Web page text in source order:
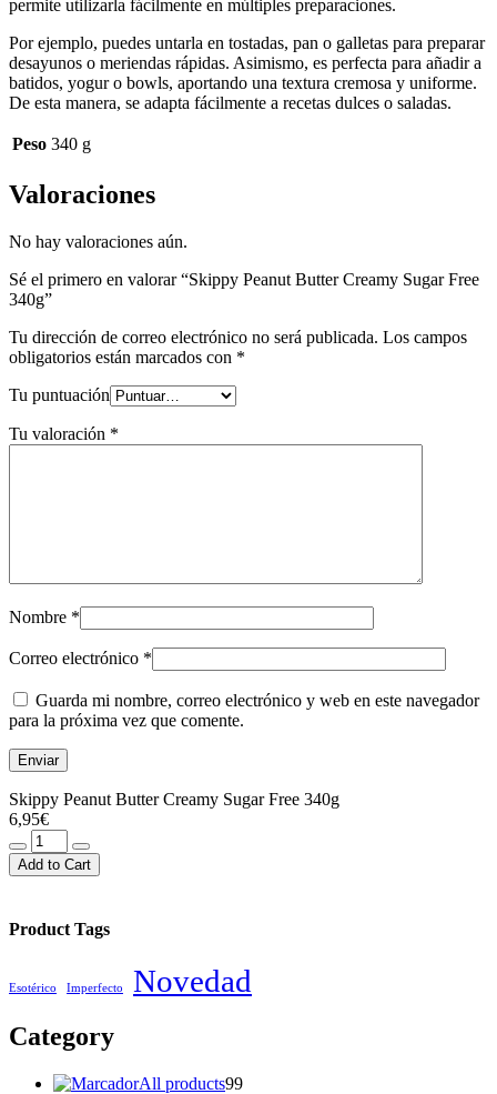
permite utilizarla fácilmente en múltiples preparaciones.
Por ejemplo, puedes untarla en tostadas, pan o galletas para preparar
desayunos o meriendas rápidas. Asimismo, es perfecta para añadir a
batidos, yogur o bowls, aportando una textura cremosa y uniforme.
De esta manera, se adapta fácilmente a recetas dulces o saladas.
Peso 340 g
Valoraciones
No hay valoraciones aún.
Sé el primero en valorar “Skippy Peanut Butter Creamy Sugar Free
340g”
Tu dirección de correo electrónico no será publicada. Los campos
obligatorios están marcados con *
Tu puntuación
Tu valoración *
Nombre *
Correo electrónico *
Guarda mi nombre, correo electrónico y web en este navegador
para la próxima vez que comente.
Skippy Peanut Butter Creamy Sugar Free 340g
6,95€
Skippy
Peanut
Butter
Free
Add to Cart
Product Tags
Esotérico Imperfecto Novedad
Category
All products9999